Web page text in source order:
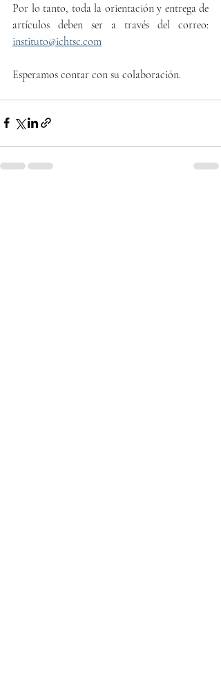
Por lo tanto, toda la orientación y entrega de
instituto@ichtsc.com
Esperamos contar con su colaboración.